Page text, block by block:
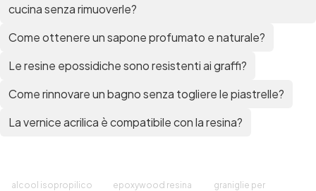
cucina senza rimuoverle?
Come ottenere un sapone profumato e naturale?
Le resine epossidiche sono resistenti ai graffi?
Come rinnovare un bagno senza togliere le piastrelle?
La vernice acrilica è compatibile con la resina?
alcool isopropilico
epoxywood resina
graniglie per